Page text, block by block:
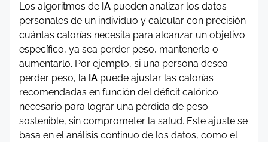
Los algoritmos de IA pueden analizar los datos
personales de un individuo y calcular con precisión
cuántas calorías necesita para alcanzar un objetivo
específico, ya sea perder peso, mantenerlo o
aumentarlo. Por ejemplo, si una persona desea
perder peso, la IA puede ajustar las calorías
recomendadas en función del déficit calórico
necesario para lograr una pérdida de peso
sostenible, sin comprometer la salud. Este ajuste se
basa en el análisis continuo de los datos, como el